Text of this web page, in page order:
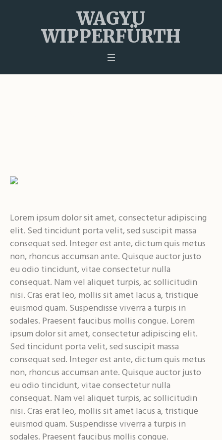
WAGYU
WIPPERFÜRTH
Lorem ipsum dolor sit amet, consectetur adipiscing
elit. Sed tincidunt porta velit, sed suscipit massa
consequat sed. Integer est ante, dictum quis metus
non, rhoncus accumsan ante. Quisque auctor justo
eu odio tincidunt, vitae consectetur nulla
consequat. Nam vel aliquet turpis, ac sollicitudin
nisi. Cras erat leo, mollis sit amet lacus a, tristique
euismod quam. Suspendisse viverra a turpis in
sodales. Praesent faucibus mollis congue. Lorem
ipsum dolor sit amet, consectetur adipiscing elit.
Sed tincidunt porta velit, sed suscipit massa
consequat sed. Integer est ante, dictum quis metus
non, rhoncus accumsan ante. Quisque auctor justo
eu odio tincidunt, vitae consectetur nulla
consequat. Nam vel aliquet turpis, ac sollicitudin
nisi. Cras erat leo, mollis sit amet lacus a, tristique
euismod quam. Suspendisse viverra a turpis in